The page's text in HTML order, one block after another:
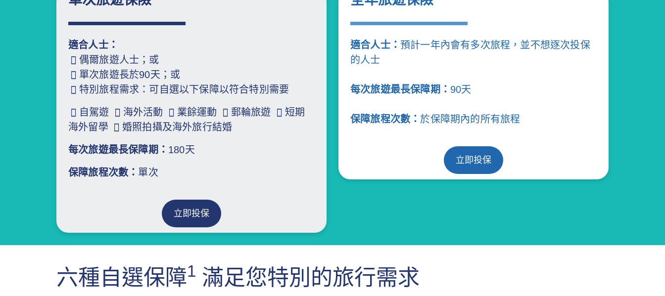
適合人士：
偶爾旅遊人士；或
單次旅遊長於90天；或
特別旅程需求：可自選以下保障以符合特別需要
自駕遊 海外活動 業餘運動 郵輪旅遊
短期
海外留學
婚照拍攝及海外旅行結婚
每次旅遊最長保障期： 180天
保障旅程次數： 單次
立即投保
適合人士： 預計一年內會有多次旅程，並不想逐次投保
的人士
每次旅遊最長保障期： 90天
保障旅程次數：於保障期內的所有旅程
立即投保
六種自選保障1 滿足您特別的旅行需求